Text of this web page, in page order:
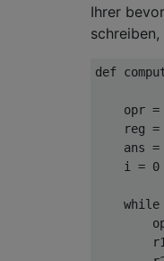
Ihrer
def
    opr
=
    reg
=
    ans
=
    i
= 0
while